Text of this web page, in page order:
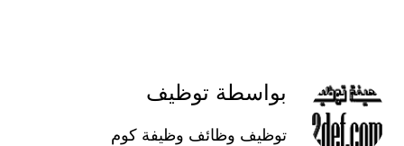
بواسطة توظيف
توظيف وظائف وظيفة كوم